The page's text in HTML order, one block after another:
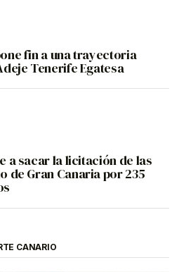
fin a una trayectoria
Tenerife Egatesa
a sacar la licitación de las
de Gran Canaria por 235
CANARIO